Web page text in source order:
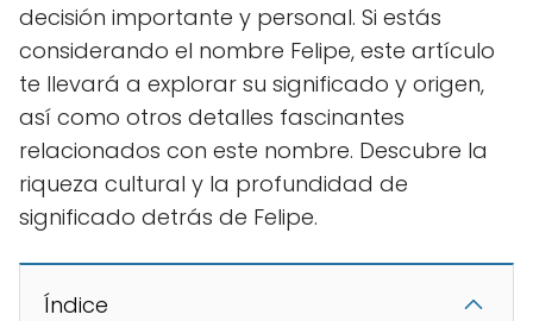
decisión importante y personal. Si estás
considerando el nombre Felipe, este artículo
te llevará a explorar su significado y origen,
así como otros detalles fascinantes
relacionados con este nombre. Descubre la
riqueza cultural y la profundidad de
significado detrás de Felipe.
Índice